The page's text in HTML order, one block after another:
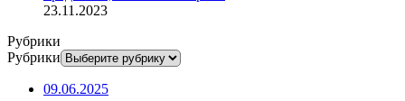
23.11.2023
Рубрики
Рубрики
09.06.2025